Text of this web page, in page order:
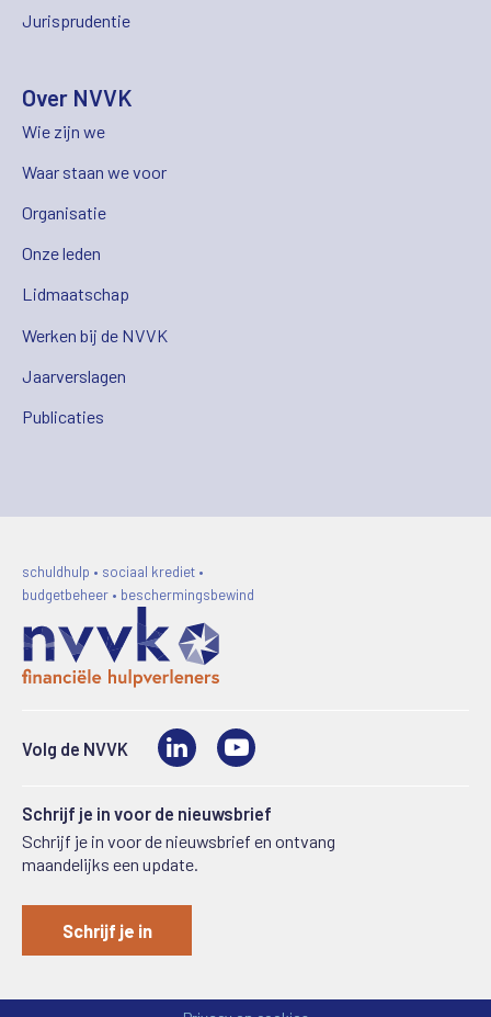
Jurisprudentie
Over NVVK
Wie zijn we
Waar staan we voor
Organisatie
Onze leden
Lidmaatschap
Werken bij de NVVK
Jaarverslagen
Publicaties
schuldhulp • sociaal krediet •
budgetbeheer • beschermingsbewind
Volg de NVVK LinkedIn
Schrijf je in voor de nieuwsbrief
Schrijf je in voor de nieuwsbrief en ontvang
maandelijks een update.
Schrijf je in